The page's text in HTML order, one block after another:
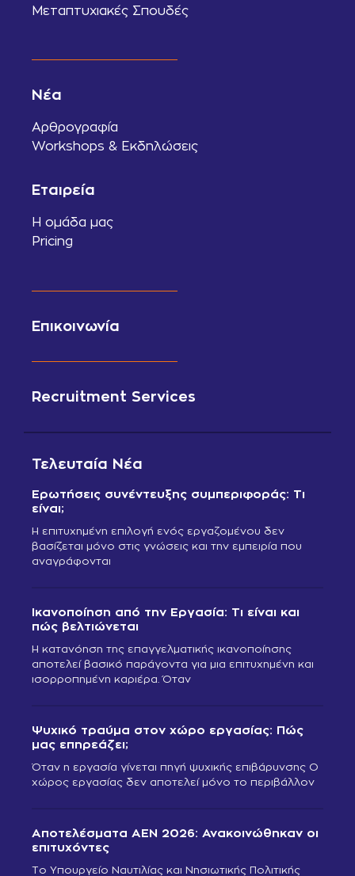
Μεταπτυχιακές Σπουδές
Νέα
Αρθρογραφία
Workshops & Εκδηλώσεις
Εταιρεία
Η ομάδα μας
Pricing
Επικοινωνία
Recruitment Services
Τελευταία Νέα
Ερωτήσεις συνέντευξης συμπεριφοράς: Τι
είναι;
Η επιτυχημένη επιλογή ενός εργαζομένου δεν
βασίζεται μόνο στις γνώσεις και την εμπειρία που
αναγράφονται
Ικανοποίηση από την Εργασία: Τι είναι και
πώς βελτιώνεται
Η κατανόηση της επαγγελματικής ικανοποίησης
αποτελεί βασικό παράγοντα για μια επιτυχημένη και
ισορροπημένη καριέρα. Όταν
Ψυχικό τραύμα στον χώρο εργασίας: Πώς
μας επηρεάζει;
Όταν η εργασία γίνεται πηγή ψυχικής επιβάρυνσης Ο
χώρος εργασίας δεν αποτελεί μόνο το περιβάλλον
Αποτελέσματα ΑΕΝ 2026: Ανακοινώθηκαν οι
επιτυχόντες
Το Υπουργείο Ναυτιλίας και Νησιωτικής Πολιτικής